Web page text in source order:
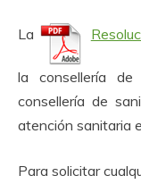
La
la consellería de
consellería de
atención sanitaria
Para solicitar